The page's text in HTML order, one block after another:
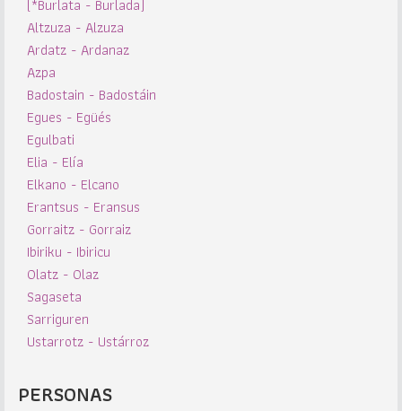
(*Burlata - Burlada)
Altzuza - Alzuza
Ardatz - Ardanaz
Azpa
Badostain - Badostáin
Egues - Egüés
Egulbati
Elia - Elía
Elkano - Elcano
Erantsus - Eransus
Gorraitz - Gorraiz
Ibiriku - Ibiricu
Olatz - Olaz
Sagaseta
Sarriguren
Ustarrotz - Ustárroz
PERSONAS